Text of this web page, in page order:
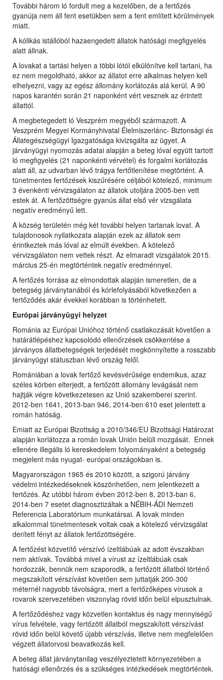
További három ló fordult meg a kezelőben, de a fertőzés
gyanúja nem áll fent esetükben sem a fent említett körülmények
miatt.
A kólikás istállóból hazaengedett állatok hatósági megfigyelés
alatt állnak.
A lovakat a tartási helyen a többi lótól elkülönítve kell tartani, ha
ez nem megoldható, akkor az állatot erre alkalmas helyen kell
elhelyezni, vagy az egész állomány korlátozás alá kerül. A 90
napos karantén során 21 naponként vért vesznek az érintett
állattól.
A megbetegedett ló Veszprém megyéből származott. A
Veszprém Megyei Kormányhivatal Élelmiszerlánc- Biztonsági és
Állategészségügyi Igazgatósága kivizsgálta az ügyet. A
járványügyi nyomozás adatai alapján a beteg lóval együtt tartott
ló megfigyelés (21 naponkénti vérvétel) és forgalmi korlátozás
alatt áll, az udvarban lévő trágya fertőtlenítése megtörtént. A
tünetmentes fertőzések kiszűrésére céljából kötelező, minimum
3 évenkénti vérvizsgálaton az állatok utoljára 2005-ben vett
estek át. A fertőzöttségre gyanús állat első vér vizsgálata
negatív eredményű lett.
A község területén még két további helyen tartanak lovat. A
tulajdonosok nyilatkozata alapján ezek az állatok sem
érintkeztek más lóval az elmúlt években. A kötelező
vérvizsgálaton nem vettek részt. Az elmaradt vizsgálatok 2015.
március 25-én megtörténtek negatív eredménnyel.
A fertőzés forrása az elmondottak alapján ismeretlen, de a
betegség járványtanából és kórlefolyásából következően a
fertőződés akár évekkel korábban is történhetett.
Európai járványügyi helyzet
Románia az Európai Unióhoz történő csatlakozását követően a
határátlépéshez kapcsolódó ellenőrzések csökkentése a
járványos állatbetegségek terjedését megkönnyítette a rosszabb
járványügyi státuszban lévő ország felől.
Romániában a lovak fertőző kevésvérűsége endemikus, azaz
széles körben elterjedt, a fertőzött állomány levágását nem
hajtják végre következetesen az Unió szakemberei szerint.
2012-ben 1641, 2013-ban 946, 2014-ben 610 eset jelentett a
román hatóság.
Emiatt az Európai Bizottság a 2010/346/EU Bizottsági Határozat
alapján korlátozza a román lovak Unión belüli mozgását. Ennek
ellenére illegális ló kereskedelem folyományaként a betegség
megjelent más nyugat- európai országokban is.
Magyarországon 1965 és 2010 között, a szigorú járvány
védelmi intézkedéseknek köszönhetően, nem jelentkezett a
fertőzés. Az utóbbi három évben 2012-ben 8, 2013-ban 6,
2014-ben 7 esetet diagnosztizáltak a NÉBIH-ÁDI Nemzeti
Referencia Laboratórium munkatársai. A lovak minden
alkalommal tünetmentesek voltak csak a kötelező vérvizsgálat
derített fényt az állatok fertőzöttségére.
A fertőzést közvetítő vérszívó ízeltlábúak az adott évszakban
nem aktívak. Továbbá mivel a vírust az ízeltlábúak csak
hordozzák, bennük nem szaporodik, a fertőzött állatból történő
megszakított vérszívást követően sem juttatják 200-300
méternél nagyobb távolságra, mert a fertőzőképes vírusok a
rovarok szervezetében viszonylag rövid időn belül elpusztulnak.
A fertőződéshez vagy közvetlen kontaktus és nagy mennyiségű
vírus felvétele, vagy fertőzött állatból megszakított vérszívást
rövid időn belül követő újabb vérszívás, illetve nem megfelelően
végzett állatorvosi beavatkozás kell.
A beteg állat járványtanilag veszélyeztetett környezetében a
hatósági ellenőrzés és a szükséges intézkedések megtörténtek.